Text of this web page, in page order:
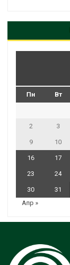
Пн Вт
2 3
9 10
16 17
23 24
30
31
Апр »